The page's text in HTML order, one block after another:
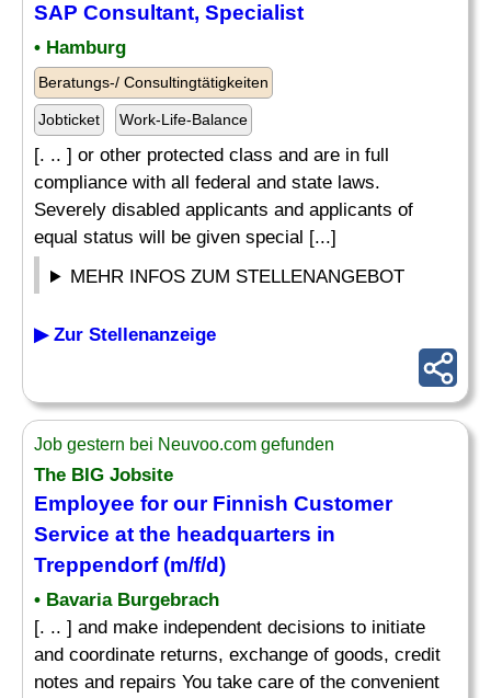
SAP Consultant, Specialist
• Hamburg
Beratungs-/ Consultingtätigkeiten
Jobticket Work-Life-Balance
[. .. ] or other protected class and are in full
compliance with all federal and state laws.
Severely disabled applicants and applicants of
equal status will be given special [...]
MEHR INFOS ZUM STELLENANGEBOT
▶ Zur Stellenanzeige
Job gestern bei Neuvoo.com gefunden
The BIG Jobsite
Employee for our Finnish Customer
Service at the headquarters in
Treppendorf (m/f/d)
• Bavaria Burgebrach
[. .. ] and make independent decisions to initiate
and coordinate returns, exchange of goods, credit
notes and repairs You take care of the convenient